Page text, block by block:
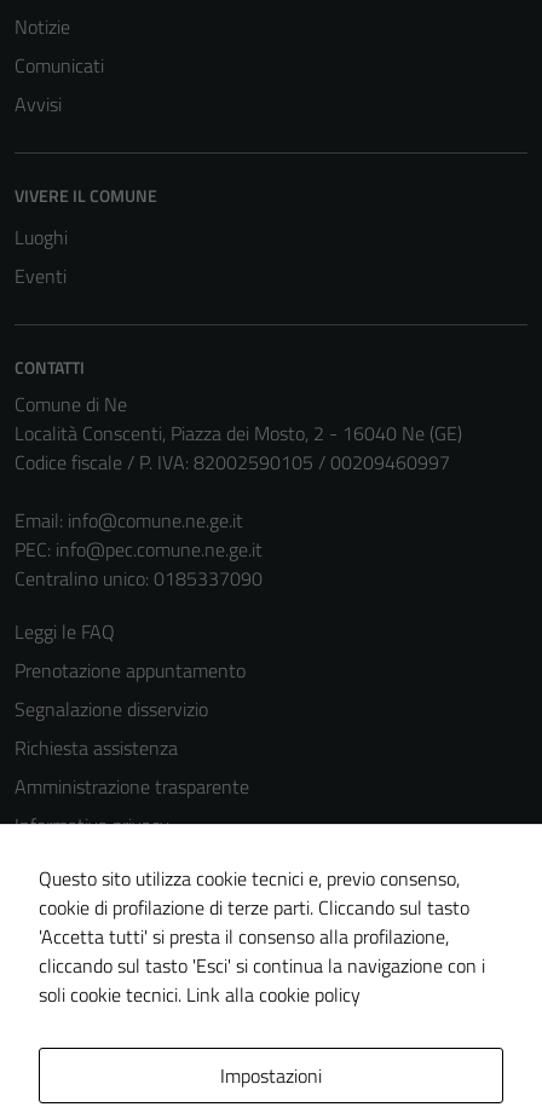
Notizie
Comunicati
Avvisi
VIVERE IL COMUNE
Luoghi
Eventi
CONTATTI
Comune di Ne
Località Conscenti, Piazza dei Mosto, 2 - 16040 Ne (GE)
Codice fiscale / P. IVA: 82002590105 / 00209460997
Email: info@comune.ne.ge.it
PEC: info@pec.comune.ne.ge.it
Centralino unico: 0185337090
Leggi le FAQ
Prenotazione appuntamento
Segnalazione disservizio
Richiesta assistenza
Amministrazione trasparente
Informativa privacy
Cookie Policy
Note legali
Dichiarazione di accessibilità
Piano di miglioramento del sito
Questo sito utilizza cookie tecnici e, previo consenso,
cookie di profilazione di terze parti. Cliccando sul tasto
'Accetta tutti' si presta il consenso alla profilazione,
cliccando sul tasto 'Esci' si continua la navigazione con i
soli cookie tecnici. Link alla cookie policy
Impostazioni
Tecnici
Questi cookie
sono necessari
funzionamento
del sito e non